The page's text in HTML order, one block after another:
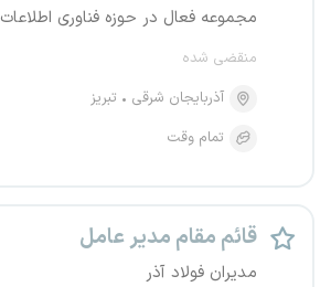
مجموعه فعال در حوزه فناوری اطلاعات
منقضی شده
آذربایجان شرقی
تبریز
تمام وقت
قائم مقام مدیر عامل
مدیران فولاد آذر